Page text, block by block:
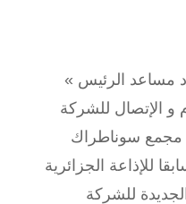
« تصريح للسيد حشلاف مولود مساعد الرئيس
و الإتصال للشركة
مجمع سوناطراك
للإذاعة الجزائرية